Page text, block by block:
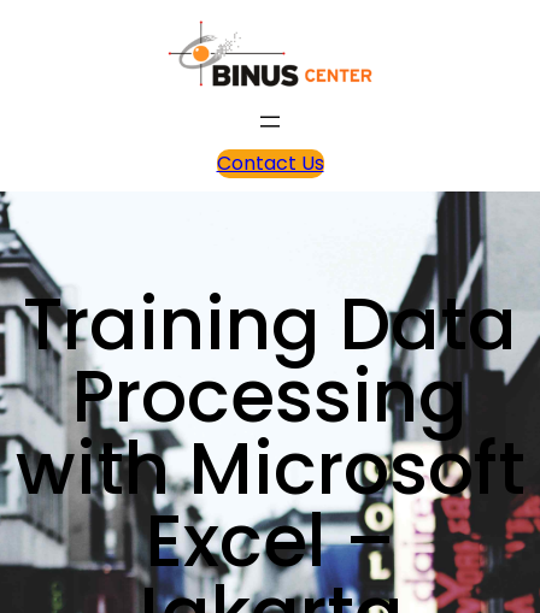
Contact Us
Training Data
Processing
with Microsoft
Excel –